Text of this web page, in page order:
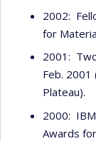
2002:
for
2001:
Feb.
Plateau).
2000:
Awards